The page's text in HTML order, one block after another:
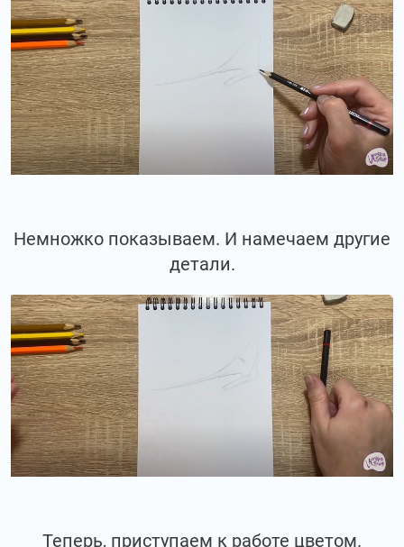
Немножко показываем. И намечаем другие
детали.
Теперь, приступаем к работе цветом.